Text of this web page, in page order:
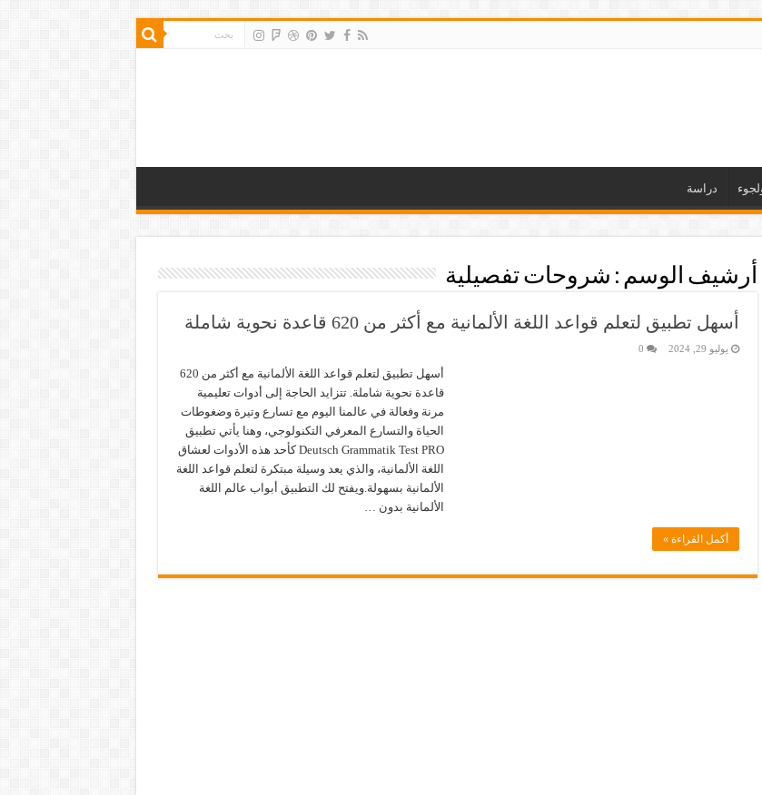
دراسة
أرشيف الوسم : شروحات تفصيلية
أسهل تطبيق لتعلم قواعد اللغة الألمانية مع أكثر من 620 قاعدة نحوية شاملة
يوليو 29, 2024 0
أسهل تطبيق لتعلم قواعد اللغة الألمانية مع أكثر من 620
قاعدة نحوية شاملة. تتزايد الحاجة إلى أدوات تعليمية
مرنة وفعالة في عالمنا اليوم مع تسارع وتيرة وضغوطات
الحياة والتسارع المعرفي التكنولوجي، وهنا يأتي تطبيق
Deutsch Grammatik Test PRO كأحد هذه الأدوات لعشاق
اللغة الألمانية، والذي يعد وسيلة مبتكرة لتعلم قواعد اللغة
الألمانية بسهولة.ويفتح لك التطبيق أبواب عالم اللغة
الألمانية بدون …
أكمل القراءة »